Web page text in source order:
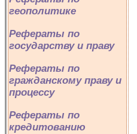
геополитике
Рефераты по
государству и праву
Рефераты по
гражданскому праву и
процессу
Рефераты по
кредитованию